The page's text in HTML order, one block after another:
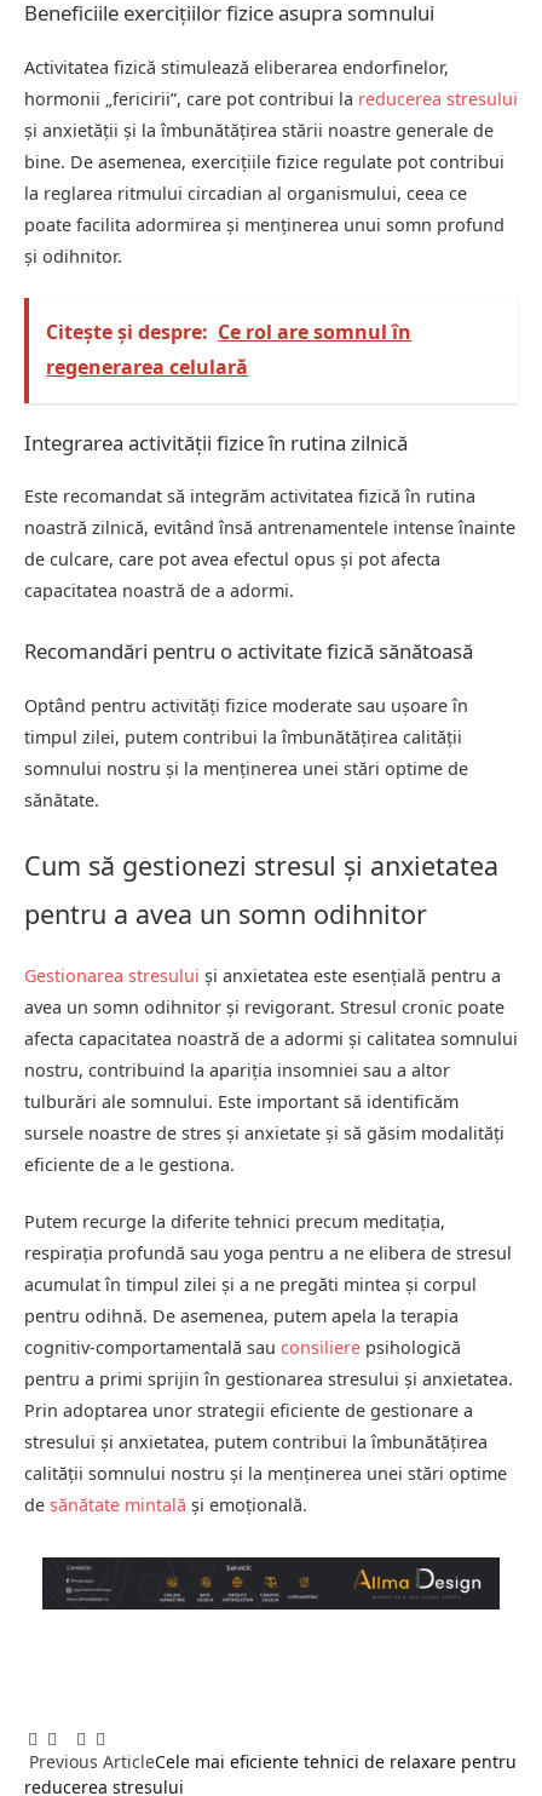
Beneficiile exercițiilor fizice asupra somnului
Activitatea fizică stimulează eliberarea endorfinelor,
hormonii „fericirii”, care pot contribui la reducerea stresului
și anxietății și la îmbunătățirea stării noastre generale de
bine. De asemenea, exercițiile fizice regulate pot contribui
la reglarea ritmului circadian al organismului, ceea ce
poate facilita adormirea și menținerea unui somn profund
și odihnitor.
Citește și despre: Ce rol are somnul în
regenerarea celulară
Integrarea activității fizice în rutina zilnică
Este recomandat să integrăm activitatea fizică în rutina
noastră zilnică, evitând însă antrenamentele intense înainte
de culcare, care pot avea efectul opus și pot afecta
capacitatea noastră de a adormi.
Recomandări pentru o activitate fizică sănătoasă
Optând pentru activități fizice moderate sau ușoare în
timpul zilei, putem contribui la îmbunătățirea calității
somnului nostru și la menținerea unei stări optime de
sănătate.
Cum să gestionezi stresul și anxietatea
pentru a avea un somn odihnitor
Gestionarea stresului și anxietatea este esențială pentru a
avea un somn odihnitor și revigorant. Stresul cronic poate
afecta capacitatea noastră de a adormi și calitatea somnului
nostru, contribuind la apariția insomniei sau a altor
tulburări ale somnului. Este important să identificăm
sursele noastre de stres și anxietate și să găsim modalități
eficiente de a le gestiona.
Putem recurge la diferite tehnici precum meditația,
respirația profundă sau yoga pentru a ne elibera de stresul
acumulat în timpul zilei și a ne pregăti mintea și corpul
pentru odihnă. De asemenea, putem apela la terapia
cognitiv-comportamentală sau consiliere psihologică
pentru a primi sprijin în gestionarea stresului și anxietatea.
Prin adoptarea unor strategii eficiente de gestionare a
stresului și anxietatea, putem contribui la îmbunătățirea
calității somnului nostru și la menținerea unei stări optime
de sănătate mintală și emoțională.
Facebook
Twitter
Pinterest
LinkedIn
Tumblr
Previous ArticleCele mai eficiente tehnici de relaxare pentru
reducerea stresului